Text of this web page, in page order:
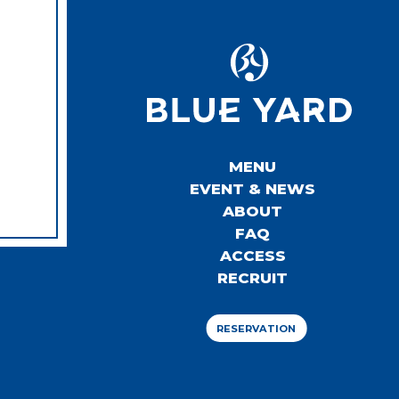
MENU
EVENT & NEWS
ABOUT
FAQ
ACCESS
RECRUIT
RESERVATION